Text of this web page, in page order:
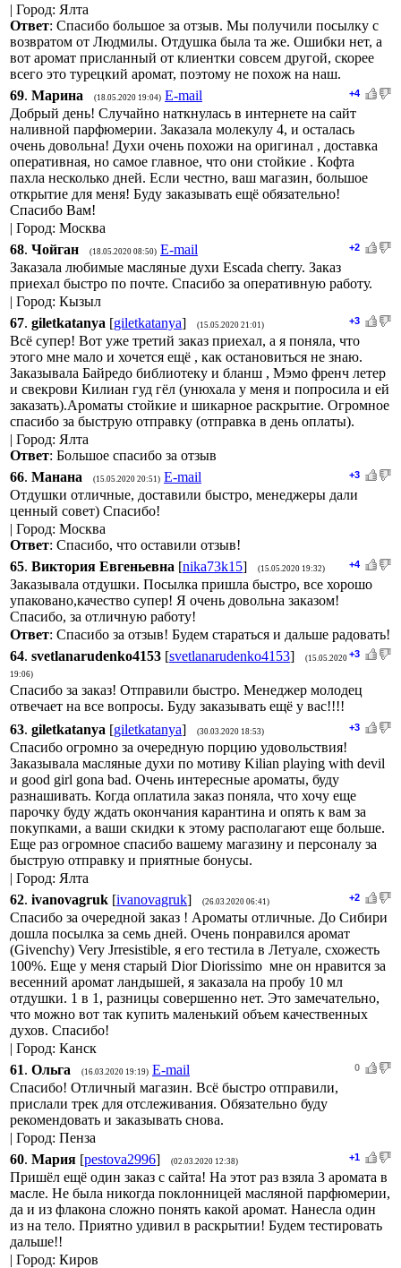
| Город: Ялта
Ответ: Спасибо большое за отзыв. Мы получили посылку с
возвратом от Людмилы. Отдушка была та же. Ошибки нет, а
вот аромат присланный от клиентки совсем другой, скорее
всего это турецкий аромат, поэтому не похож на наш.
+4
69. Марина (18.05.2020 19:04) E-mail
Добрый день! Случайно наткнулась в интернете на сайт
наливной парфюмерии. Заказала молекулу 4, и осталась
очень довольна! Духи очень похожи на оригинал , доставка
оперативная, но самое главное, что они стойкие . Кофта
пахла несколько дней. Если честно, ваш магазин, большое
открытие для меня! Буду заказывать ещё обязательно!
Спасибо Вам!
| Город: Москва
+2
68. Чойган (18.05.2020 08:50) E-mail
Заказала любимые масляные духи Escada cherry. Заказ
приехал быстро по почте. Спасибо за оперативную работу.
| Город: Кызыл
+3
67. giletkatanya [giletkatanya] (15.05.2020 21:01)
Всё супер! Вот уже третий заказ приехал, а я поняла, что
этого мне мало и хочется ещё , как остановиться не знаю.
Заказывала Байредо библиотеку и бланш , Мэмо френч летер
и свекрови Килиан гуд гёл (унюхала у меня и попросила и ей
заказать).Ароматы стойкие и шикарное раскрытие. Огромное
спасибо за быструю отправку (отправка в день оплаты).
| Город: Ялта
Ответ: Большое спасибо за отзыв
+3
66. Манана (15.05.2020 20:51) E-mail
Отдушки отличные, доставили быстро, менеджеры дали
ценный совет) Спасибо!
| Город: Москва
Ответ: Спасибо, что оставили отзыв!
+4
65. Виктория Евгеньевна [nika73k15] (15.05.2020 19:32)
Заказывала отдушки. Посылка пришла быстро, все хорошо
упаковано,качество супер! Я очень довольна заказом!
Спасибо, за отличную работу!
Ответ: Спасибо за отзыв! Будем стараться и дальше радовать!
+3
64. svetlanarudenko4153 [svetlanarudenko4153]
(15.05.2020
19:06)
Спасибо за заказ! Отправили быстро. Менеджер молодец
отвечает на все вопросы. Буду заказывать ещё у вас!!!!
+3
63. giletkatanya [giletkatanya] (30.03.2020 18:53)
Спасибо огромно за очередную порцию удовольствия!
Заказывала масляные духи по мотиву Kilian playing with devil
и good girl gona bad. Очень интересные ароматы, буду
разнашивать. Когда оплатила заказ поняла, что хочу еще
парочку буду ждать окончания карантина и опять к вам за
покупками, а ваши скидки к этому располагают еще больше.
Еще раз огромное спасибо вашему магазину и персоналу за
быструю отправку и приятные бонусы.
| Город: Ялта
+2
62. ivanovagruk [ivanovagruk] (26.03.2020 06:41)
Спасибо за очередной заказ ! Ароматы отличные. До Сибири
дошла посылка за семь дней. Очень понравился аромат
(Givenchy) Very Jrresistible, я его тестила в Летуале, схожесть
100%. Еще у меня старый Dior Diorissimo мне он нравится за
весенний аромат ландышей, я заказала на пробу 10 мл
отдушки. 1 в 1, разницы совершенно нет. Это замечательно,
что можно вот так купить маленький объем качественных
духов. Спасибо!
| Город: Канск
0
61. Ольга (16.03.2020 19:19) E-mail
Спасибо! Отличный магазин. Всё быстро отправили,
прислали трек для отслеживания. Обязательно буду
рекомендовать и заказывать снова.
| Город: Пенза
+1
60. Мария [pestova2996] (02.03.2020 12:38)
Пришёл ещё один заказ с сайта! На этот раз взяла 3 аромата в
масле. Не была никогда поклонницей масляной парфюмерии,
да и из флакона сложно понять какой аромат. Нанесла один
из на тело. Приятно удивил в раскрытии! Будем тестировать
дальше!!
| Город: Киров